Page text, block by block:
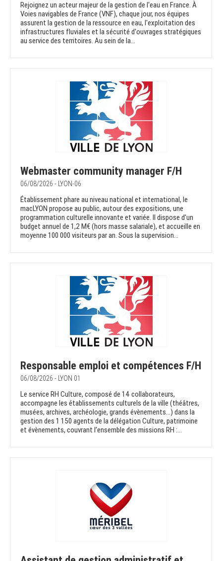
Rejoignez un acteur majeur de la gestion de l'eau en France. À
Voies navigables de France (VNF), chaque jour, nos équipes
assurent la gestion de la ressource en eau, l'exploitation des
infrastructures fluviales et la sécurité d'ouvrages stratégiques
au service des territoires. Au sein de la...
Webmaster community manager F/H
06/08/2026 - LYON-06
Établissement phare au niveau national et international, le
macLYON propose au public, autour des expositions, une
programmation culturelle innovante et variée. Il dispose d’un
budget annuel de 1,2 M€ (hors masse salariale), et accueille en
moyenne 100 000 visiteurs par an. Sous la supervision...
Responsable emploi et compétences F/H
06/08/2026 - LYON 01
Le service RH Culture, composé de 14 collaborateurs,
accompagne les établissements culturels de la ville (théâtres,
musées, archives, archéologie, grands évènements...) dans la
gestion des 1 150 agents de la délégation Culture, patrimoine
et évènements, couvrant l’ensemble des missions RH :...